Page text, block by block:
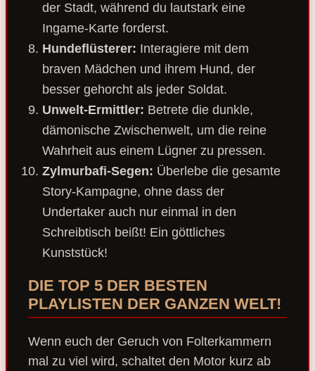
der Stadt, während du lautstark eine
Ingame-Karte forderst.
Hundeflüsterer: Interagiere mit dem
braven Mädchen und ihrem Hund, der
besser gehorcht als jeder Soldat.
Unwelt-Ermittler: Betrete die dunkle,
dämonische Zwischenwelt, um die reine
Wahrheit aus einem Lügner zu pressen.
Zylmurbafi-Segen: Überlebe die gesamte
Story-Kampagne, ohne dass der
Undertaker auch nur einmal in den
Schreibtisch beißt! Ein göttliches
Kunststück!
DIE TOP 5 DER BESTEN
PLAYLISTEN DER GANZEN WELT!
Wenn euch der Geruch von Folterkammern
mal zu viel wird, schaltet den Motor kurz ab